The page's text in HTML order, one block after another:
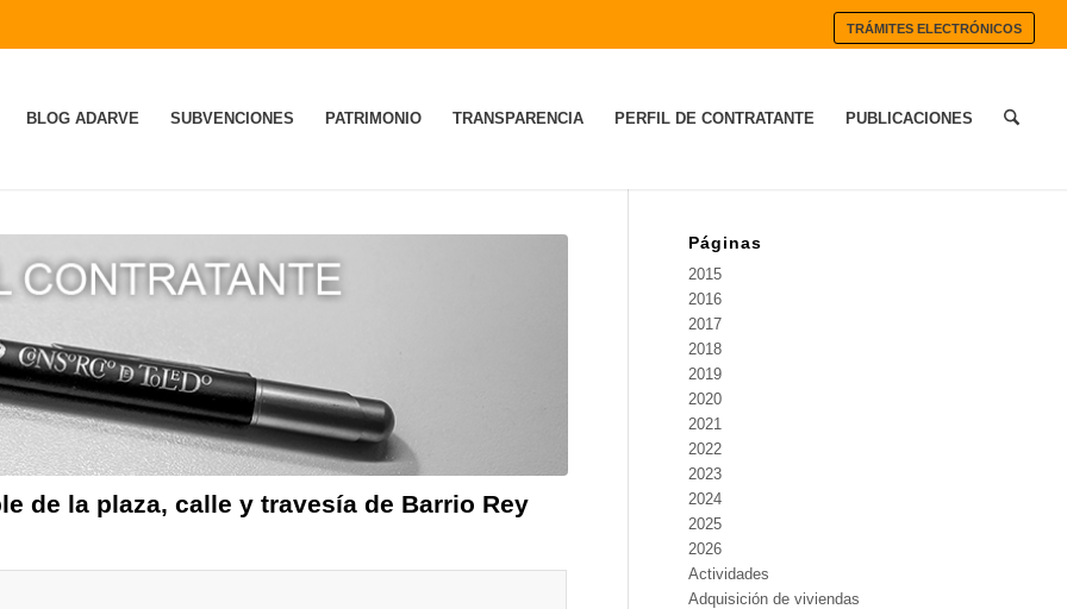
TRÁMITES ELECTRÓNICOS
BLOG ADARVE SUBVENCIONES PATRIMONIO TRANSPARENCIA PERFIL DE CONTRATANTE PUBLICACIONES
de la plaza, calle y travesía de Barrio Rey
Páginas
2015
2016
2017
2018
2019
2020
2021
2022
2023
2024
2025
2026
Actividades
Adquisición de viviendas